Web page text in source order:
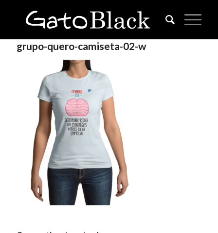
grupo-quero-camiseta-02-w